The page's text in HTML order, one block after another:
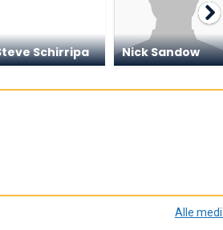
Schirripa Nick Sandow
Alle